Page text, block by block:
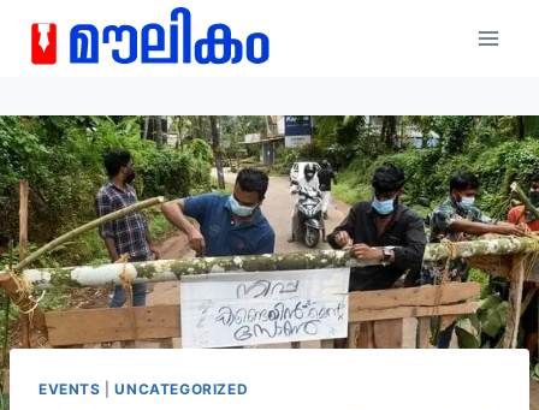
EVENTS |UNCATEGORIZED